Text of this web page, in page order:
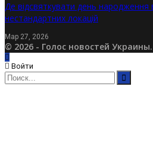
Де відсвяткувати день народження
нестандартних локацій
Мар 27, 2026
© 2026 - Голос новостей
Войти